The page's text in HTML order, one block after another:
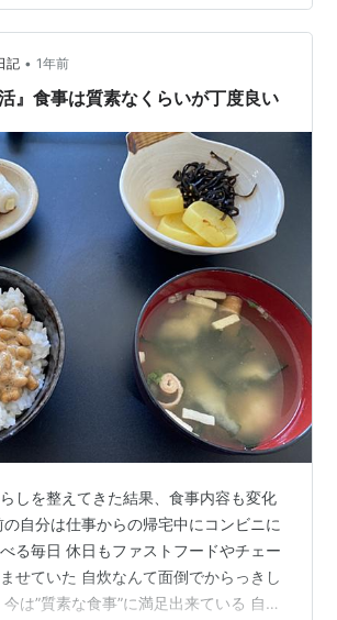
昨日の夕ごはん 春雨と豚肉の炒めもの
みそ汁 さつま芋とかぼちゃの塩麹煮 娘
お昼ごはんを食べたので、 夜のごはん
なく 春雨やお芋で 炭水化物を取り…
記 • 1年前
』食事は質素なくらいが丁度良い
しを整えてきた結果、食事内容も変化
の自分は仕事からの帰宅中にコンビニに
る毎日 休日もファストフードやチェー
せていた 自炊なんて面倒でからっきし
は”質素な食事”に満足出来ている 自分